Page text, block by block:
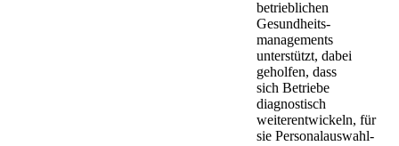
betrieblichen
Gesundheits-
managements
unterstützt, dabei
geholfen, dass
sich Betriebe
diagnostisch
weiterentwickeln, für
sie Personalauswahl-